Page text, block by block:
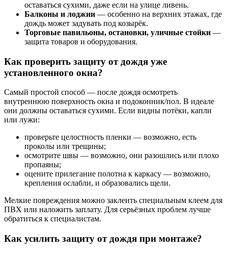
оставаться сухими, даже если на улице ливень.
Балконы и лоджии — особенно на верхних этажах, где
дождь может задувать под козырёк.
Торговые павильоны, остановки, уличные стойки —
защита товаров и оборудования.
Как проверить защиту от дождя уже
установленного окна?
Самый простой способ — после дождя осмотреть
внутреннюю поверхность окна и подоконник/пол. В идеале
они должны оставаться сухими. Если видны потёки, капли
или лужи:
проверьте целостность пленки — возможно, есть
проколы или трещины;
осмотрите швы — возможно, они разошлись или плохо
пропаяны;
оцените прилегание полотна к каркасу — возможно,
крепления ослабли, и образовались щели.
Мелкие повреждения можно заклеить специальным клеем для
ПВХ или наложить заплату. Для серьёзных проблем лучше
обратиться к специалистам.
Как усилить защиту от дождя при монтаже?